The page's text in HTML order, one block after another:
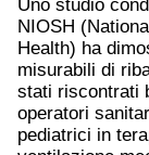
Uno studio
NIOSH
Health) ha
misurabili di
stati riscontrati
operatori
pediatrici in